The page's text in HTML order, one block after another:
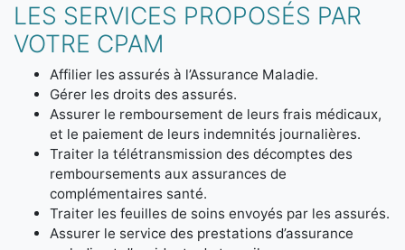
LES SERVICES PROPOSÉS PAR
VOTRE CPAM
Affilier les assurés à l’Assurance Maladie.
Gérer les droits des assurés.
Assurer le remboursement de leurs frais médicaux,
et le paiement de leurs indemnités journalières.
Traiter la télétransmission des décomptes des
remboursements aux assurances de
complémentaires santé.
Traiter les feuilles de soins envoyés par les assurés.
Assurer le service des prestations d’assurance